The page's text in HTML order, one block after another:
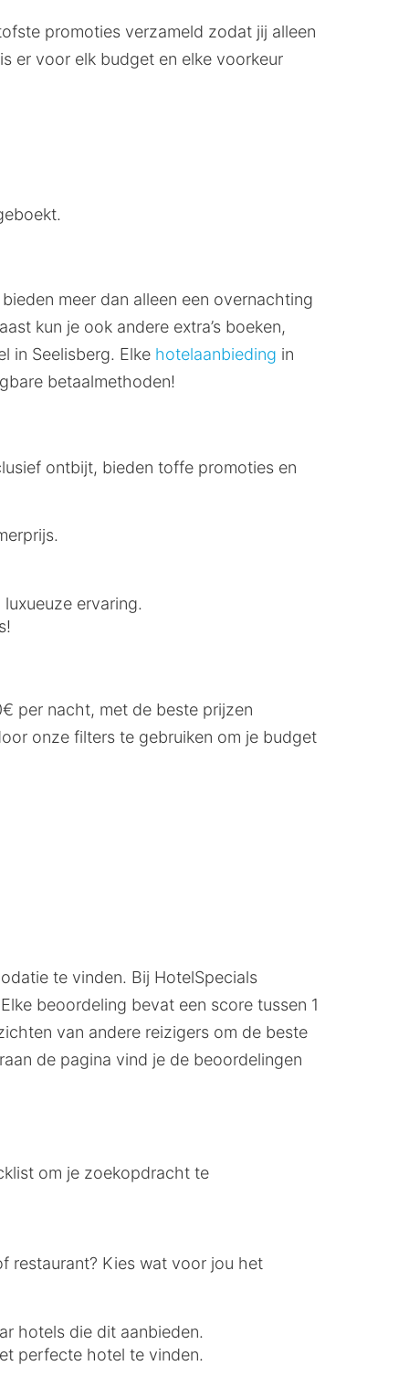
promoties verzameld zodat jij alleen
er voor elk budget en elke voorkeur
meer dan alleen een overnachting
kun je ook andere extra’s boeken,
in Seelisberg. Elke hotelaanbieding in
betaalmethoden!
ontbijt, bieden toffe promoties en
ervaring.
per nacht, met de beste prijzen
onze filters te gebruiken om je budget
te vinden. Bij HotelSpecials
beoordeling bevat een score tussen 1
van andere reizigers om de beste
de pagina vind je de beoordelingen
om je zoekopdracht te
restaurant? Kies wat voor jou het
hotels die dit aanbieden.
perfecte hotel te vinden.